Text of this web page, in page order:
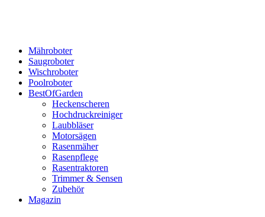
Mähroboter
Saugroboter
Wischroboter
Poolroboter
BestOfGarden
Heckenscheren
Hochdruckreiniger
Laubbläser
Motorsägen
Rasenmäher
Rasenpflege
Rasentraktoren
Trimmer & Sensen
Zubehör
Magazin